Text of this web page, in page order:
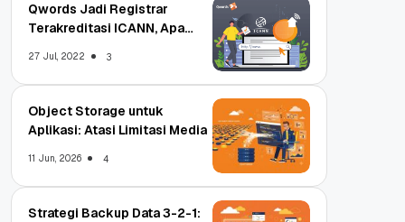
Qwords Jadi Registrar
Terakreditasi ICANN, Apa
27 Jul, 2022 3
Object Storage untuk
Aplikasi: Atasi Limitasi Media
11 Jun, 2026 4
Strategi Backup Data 3-2-1: